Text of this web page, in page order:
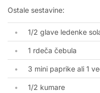
Ostale sestavine:
1/2 glave ledenke
1 rdeča čebula
3 mini paprike ali 1
1/2 kumare